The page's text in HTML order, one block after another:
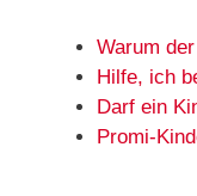
Warum
Hilfe, ich
Darf ein
Promi-